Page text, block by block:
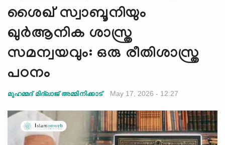
v
i
g
a
t
i
o
n
ശൈഖ് സ്വാബൂനിയും
ഖുർആനിക ശാസ്ത്ര
സമന്വയവും: ഒരു രീതിശാസ്ത്ര
പഠനം
മുഹമ്മദ് മിദ്‌ലാജ് അമ്മിനിക്കാട് May 17, 2026 - 12:27